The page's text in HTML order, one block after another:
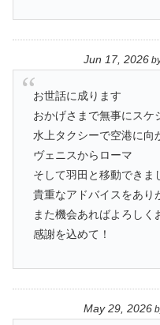
Jun 17, 2026
お世話に成ります
おかげさまで無事にスケ
水上タクシーで空港に向
ヴェニスからローマ
そして羽田と移動できま
貴重なアドバイスをあり
また機会あればよろしく
感謝を込めて！
May 29, 2026